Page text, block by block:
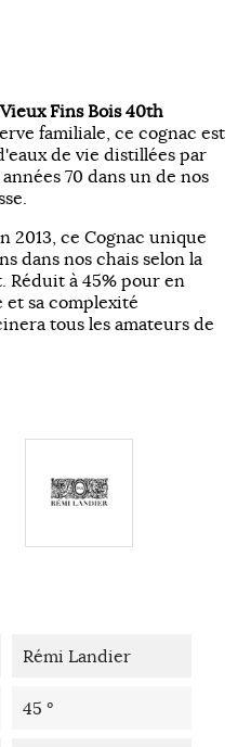
Fins Bois 40th
familiale, ce cognac est
de vie distillées par
70 dans un de nos
2013, ce Cognac unique
dans nos chais selon la
Réduit à 45% pour en
sa complexité
tous les amateurs de
Rémi Landier
45 °